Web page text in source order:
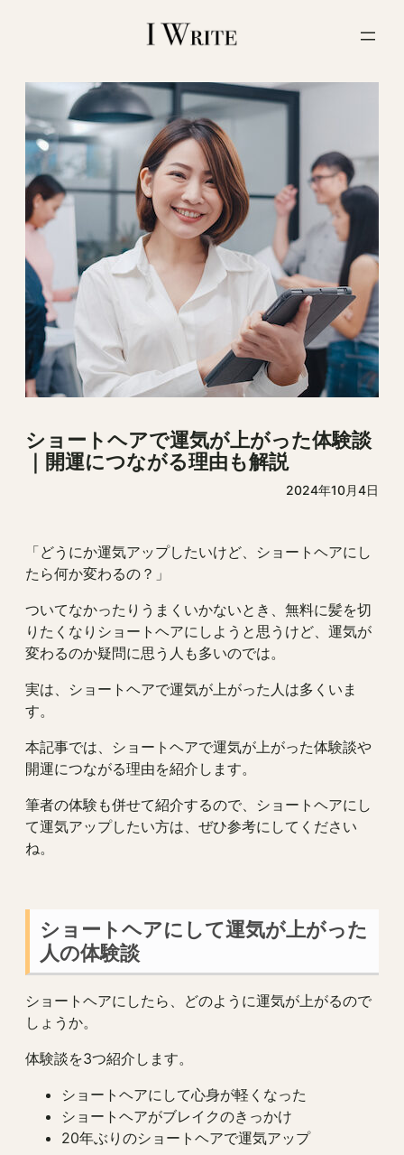
ショートヘアで運気が上がった体験談
｜開運につながる理由も解説
2024年10月4日
「どうにか運気アップしたいけど、ショートヘアにし
たら何か変わるの？」
ついてなかったりうまくいかないとき、無料に髪を切
りたくなりショートヘアにしようと思うけど、運気が
変わるのか疑問に思う人も多いのでは。
実は、ショートヘアで運気が上がった人は多くいま
す。
本記事では、ショートヘアで運気が上がった体験談や
開運につながる理由を紹介します。
筆者の体験も併せて紹介するので、ショートヘアにし
て運気アップしたい方は、ぜひ参考にしてください
ね。
ショートヘアにして運気が上がった
人の体験談
ショートヘアにしたら、どのように運気が上がるので
しょうか。
体験談を3つ紹介します。
ショートヘアにして心身が軽くなった
ショートヘアがブレイクのきっかけ
20年ぶりのショートヘアで運気アップ